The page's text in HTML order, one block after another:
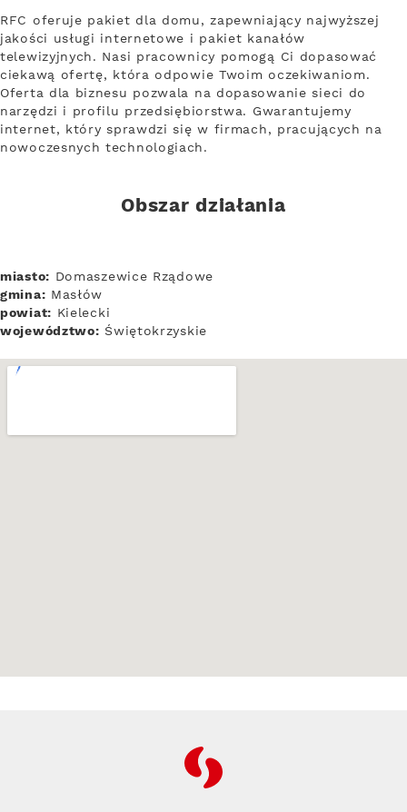
RFC oferuje pakiet dla domu, zapewniający najwyższej
jakości usługi internetowe i pakiet kanałów
telewizyjnych. Nasi pracownicy pomogą Ci dopasować
ciekawą ofertę, która odpowie Twoim oczekiwaniom.
Oferta dla biznesu pozwala na dopasowanie sieci do
narzędzi i profilu przedsiębiorstwa. Gwarantujemy
internet, który sprawdzi się w firmach, pracujących na
nowoczesnych technologiach.
Obszar działania
miasto: Domaszewice Rządowe
gmina: Masłów
powiat: Kielecki
województwo: Świętokrzyskie
RFC